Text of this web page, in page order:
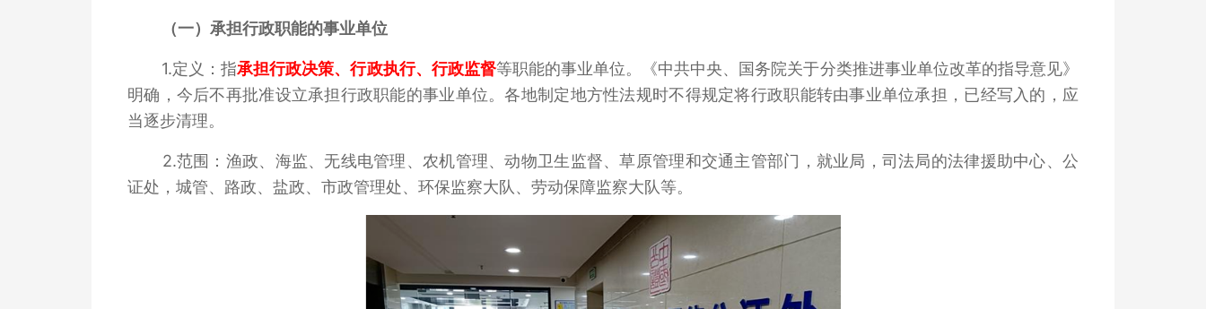
（一）承担行政职能的事业单位
1.定义：指承担行政决策、行政执行、行政监督等职能的事业单位。《中共中央、国务院关于分类推进事业单位改革的指导意见》
明确，今后不再批准设立承担行政职能的事业单位。各地制定地方性法规时不得规定将行政职能转由事业单位承担，已经写入的，应
当逐步清理。
2.范围：渔政、海监、无线电管理、农机管理、动物卫生监督、草原管理和交通主管部门，就业局，司法局的法律援助中心、公
证处，城管、路政、盐政、市政管理处、环保监察大队、劳动保障监察大队等。